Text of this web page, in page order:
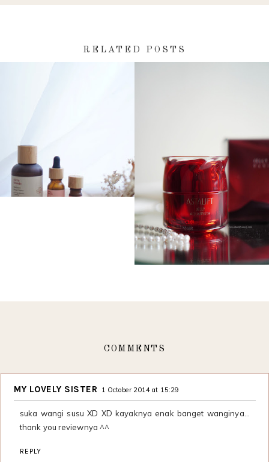
RELATED POSTS
COMMENTS
MY LOVELY SISTER 1 October 2014 at 15:29
suka wangi susu XD XD kayaknya enak banget wanginya...
thank you reviewnya ^^
REPLY